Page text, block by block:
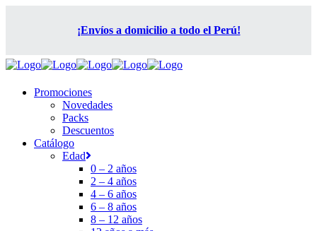
¡Envíos a domicilio a todo el Perú!
Promociones
Novedades
Packs
Descuentos
Catálogo
Edad
0 – 2 años
2 – 4 años
4 – 6 años
6 – 8 años
8 – 12 años